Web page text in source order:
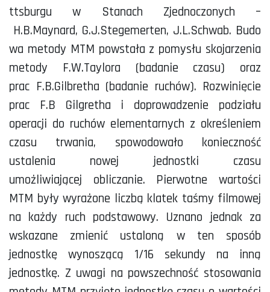
ttsburgu w Stanach Zjednoczonych –
H.B.Maynard, G.J.Stegemerten, J.L.Schwab. Budo
wa metody MTM powstała z pomysłu skojarzenia
metody F.W.Taylora (badanie czasu) oraz
prac F.B.Gilbretha (badanie ruchów). Rozwinięcie
prac F.B Gilgretha i doprowadzenie podziału
operacji do ruchów elementarnych z określeniem
czasu trwania, spowodowało konieczność
ustalenia nowej jednostki czasu
umożliwiającej obliczanie. Pierwotne wartości
MTM były wyrażone liczbą klatek taśmy filmowej
na każdy ruch podstawowy. Uznano jednak za
wskazane zmienić ustaloną w ten sposób
jednostkę wynoszącą 1/16 sekundy na inną
jednostkę. Z uwagi na powszechność stosowania